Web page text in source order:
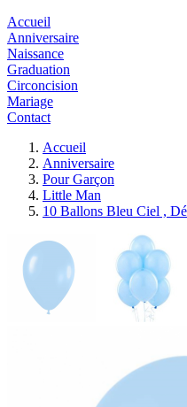
Accueil
Anniversaire
Naissance
Graduation
Circoncision
Mariage
Contact
Accueil
Anniversaire
Pour Garçon
Little Man
10 Ballons Bleu Ciel ,